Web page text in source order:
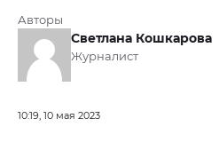
Авторы
Светлана Кошкарова
Журналист
10:19, 10 мая 2023